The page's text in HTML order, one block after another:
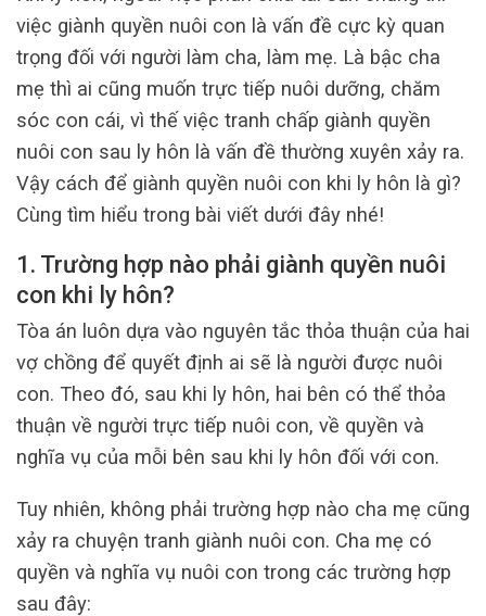
việc giành quyền nuôi con là vấn đề cực kỳ quan
trọng đối với người làm cha, làm mẹ. Là bậc cha
mẹ thì ai cũng muốn trực tiếp nuôi dưỡng, chăm
sóc con cái, vì thế việc tranh chấp giành quyền
nuôi con sau ly hôn là vấn đề thường xuyên xảy ra.
Vậy cách để giành quyền nuôi con khi ly hôn là gì?
Cùng tìm hiểu trong bài viết dưới đây nhé!
1. Trường hợp nào phải giành quyền nuôi
con khi ly hôn?
Tòa án luôn dựa vào nguyên tắc thỏa thuận của hai
vợ chồng để quyết định ai sẽ là người được nuôi
con. Theo đó, sau khi ly hôn, hai bên có thể thỏa
thuận về người trực tiếp nuôi con, về quyền và
nghĩa vụ của mỗi bên sau khi ly hôn đối với con.
Tuy nhiên, không phải trường hợp nào cha mẹ cũng
xảy ra chuyện tranh giành nuôi con. Cha mẹ có
quyền và nghĩa vụ nuôi con trong các trường hợp
sau đây: